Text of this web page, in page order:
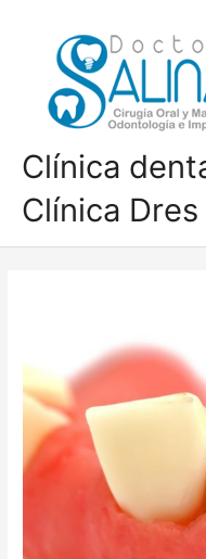
contenido
Clínica
Clínica Dres